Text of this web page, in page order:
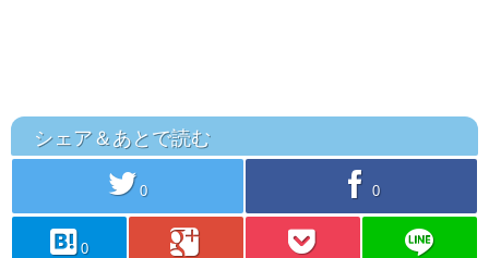
シェア＆あとで読む
twitter 0 facebook 0
hatebu 0 googleplus pocket line